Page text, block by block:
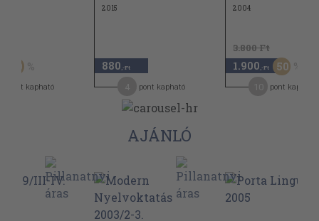
50
pont kapható
2015
880 ,-Ft
pont kapható
2004
3.800 Ft
1.900 ,-Ft 50
pont kapható
AJÁNLÓ